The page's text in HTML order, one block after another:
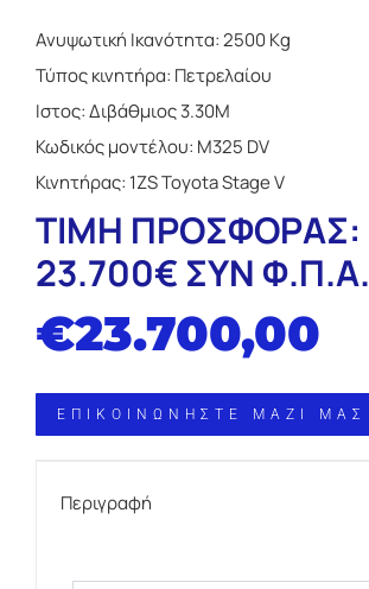
Ανυψωτική Ικανότητα: 2500 Kg
Τύπος κινητήρα: Πετρελαίου
Ιστος: Διβάθμιος 3.30Μ
Κωδικός μοντέλου: Μ325 DV
Κινητήρας: 1ZS Toyota Stage V
ΤΙΜΗ ΠΡΟΣΦΟΡΑΣ:
23.700€ ΣΥΝ Φ.Π.Α.
€23.700,00
ΕΠΙΚΟΙΝΩΝΗΣΤΕ ΜΑΖΙ ΜΑΣ
Περιγραφή